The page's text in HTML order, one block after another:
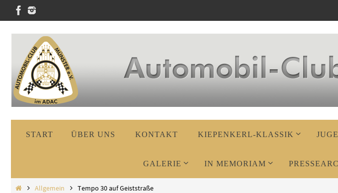
Zum
Inhalt
springen
InhaltSTART ÜBER UNS KONTAKT KIEPENKERL-KLASSIK
GALERIE IN MEMORIAM
StartAllgemein Tempo 30 auf Geiststraße